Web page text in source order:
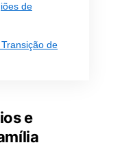
de
de
e